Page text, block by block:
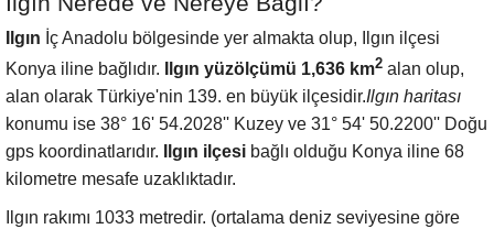
Ilgın İç Anadolu bölgesinde yer almakta olup, Ilgın ilçesi
Konya iline bağlıdır.
Ilgın yüzölçümü 1,636 km2 alan olup,
alan olarak Türkiye'nin 139. en büyük ilçesidir.Ilgın haritası
konumu ise 38° 16' 54.2028'' Kuzey ve 31° 54' 50.2200'' Doğu
gps koordinatlarıdır.
Ilgın ilçesi bağlı olduğu Konya iline 68
kilometre mesafe uzaklıktadır.
Ilgın rakımı 1033 metredir. (ortalama deniz seviyesine göre